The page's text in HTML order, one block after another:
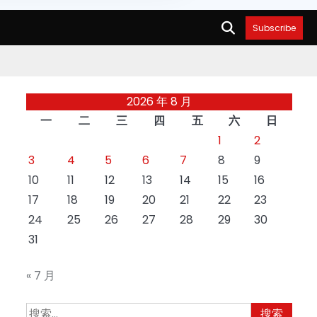
Subscribe
2026 年 8 月
一
二 三 四 五 六
日
1
2
3
4 5 6 7 8
9
10
11 12 13 14 15
16
17
18 19 20 21 22
23
24
25 26 27 28 29
30
31
« 7 月
搜